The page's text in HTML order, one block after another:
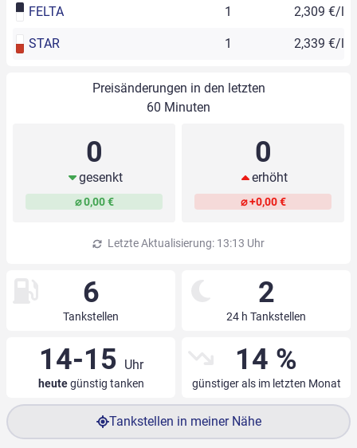
FELTA 1 2,309 €/l
STAR 1 2,339 €/l
Preisänderungen in den letzten
60 Minuten
0
gesenkt
⌀ 0,00 €
0
erhöht
⌀ +0,00 €
Letzte Aktualisierung: 13:13 Uhr
6
Tankstellen
2
24 h Tankstellen
14-15 Uhr
heutegünstig tanken
14 %
günstiger als im letzten Monat
Tankstellen in meiner Nähe